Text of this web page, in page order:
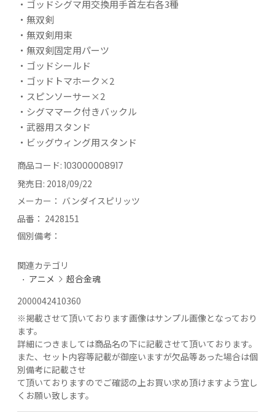
・ゴッドシグマ用交換用手首左右各3種
・無双剣
・無双剣用束
・無双剣固定用パーツ
・ゴッドシールド
・ゴッドトマホーク×2
・スピンソーサー×2
・シグママーク付きバックル
・武器用スタンド
・ビッグウィング用スタンド
商品コード: 103000008917
発売日: 2018/09/22
メーカー： バンダイスピリッツ
品番： 2428151
個別備考：
関連カテゴリ
アニメ
超合金魂
2000042410360
※掲載させて頂いております画像はサンプル画像となっており
ます。
詳細につきましては商品名の下に記載させて頂いております。
また、セット内容等記載が御座いますが欠品等あった場合は個
別備考に記載させ
て頂いておりますのでご確認の上お買い求め頂けますよう宜し
くお願い致します。